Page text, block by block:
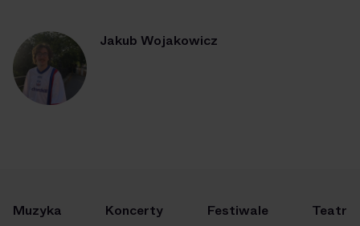
Jakub Wojakowicz
Muzyka Koncerty Festiwale Teatr